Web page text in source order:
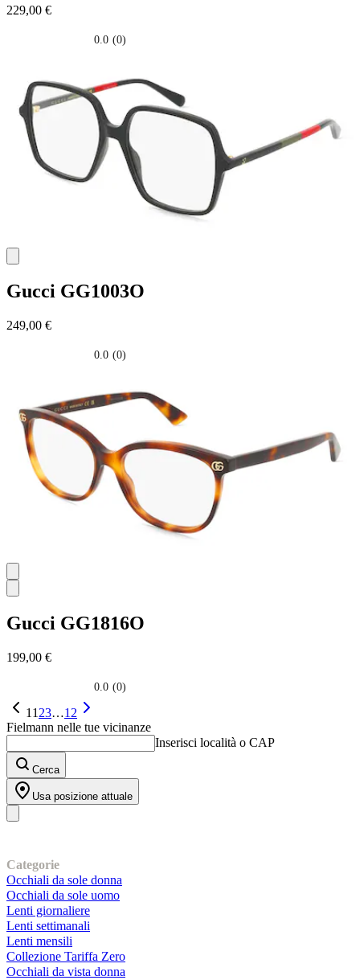
229,00 €
0.0 (0)
stelle.
Gucci GG1003O
249,00 €
0.0 (0)
stelle.
Gucci GG1816O
199,00 €
0.0 (0)
su
5
stelle.
1 1 23…12
Fielmann nelle tue vicinanze
Inserisci località o CAP
Cerca
Usa posizione attuale
Categorie
Occhiali da sole donna
Occhiali da sole uomo
Lenti giornaliere
Lenti settimanali
Lenti mensili
Collezione Tariffa Zero
Occhiali da vista donna